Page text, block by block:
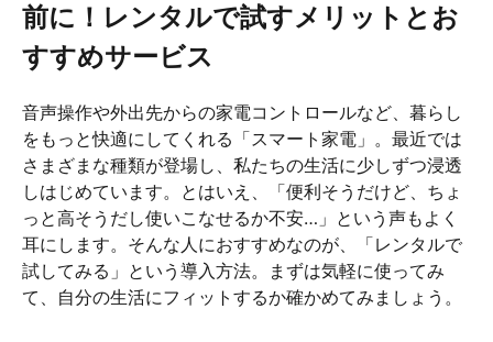
前に！レンタルで試すメリットとお
すすめサービス
音声操作や外出先からの家電コントロールなど、暮らし
をもっと快適にしてくれる「スマート家電」。最近では
さまざまな種類が登場し、私たちの生活に少しずつ浸透
しはじめています。とはいえ、「便利そうだけど、ちょ
っと高そうだし使いこなせるか不安…」という声もよく
耳にします。そんな人におすすめなのが、「レンタルで
試してみる」という導入方法。まずは気軽に使ってみ
て、自分の生活にフィットするか確かめてみましょう。